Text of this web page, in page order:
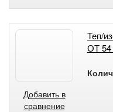
Добавить в
сравнение
Теп/
ОТ 54